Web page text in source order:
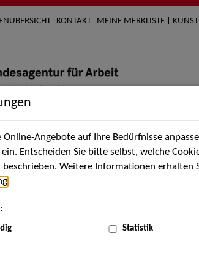
KONTAKT MEINE MERKLISTE |
Künstler*innen Über uns
Angebote auf Ihre Bedürfnisse
Entscheiden Sie bitte selbst, welche
Weitere Informationen erhalten
Statistik